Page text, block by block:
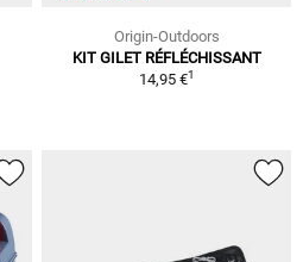
Origin-Outdoors
KIT GILET RÉFLÉCHISSANT
14,95 €1